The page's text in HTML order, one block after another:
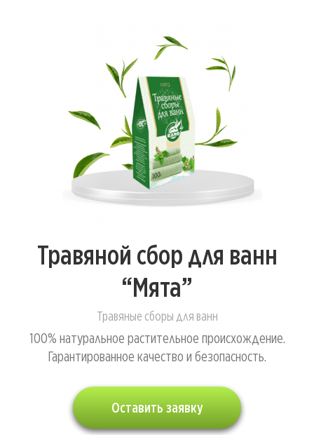
Травяной сбор для ванн
“Мята”
Травяные сборы для ванн
100% натуральное растительное происхождение.
Гарантированное качество и безопасность.
Оставить заявку